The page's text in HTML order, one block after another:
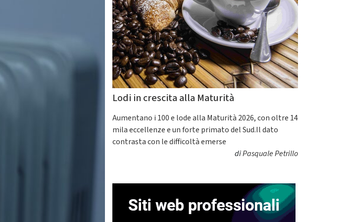
Lodi in crescita alla Maturità
Aumentano i 100 e lode alla Maturità 2026, con oltre 14
mila eccellenze e un forte primato del Sud.Il dato
contrasta con le difficoltà emerse
diPasquale Petrillo